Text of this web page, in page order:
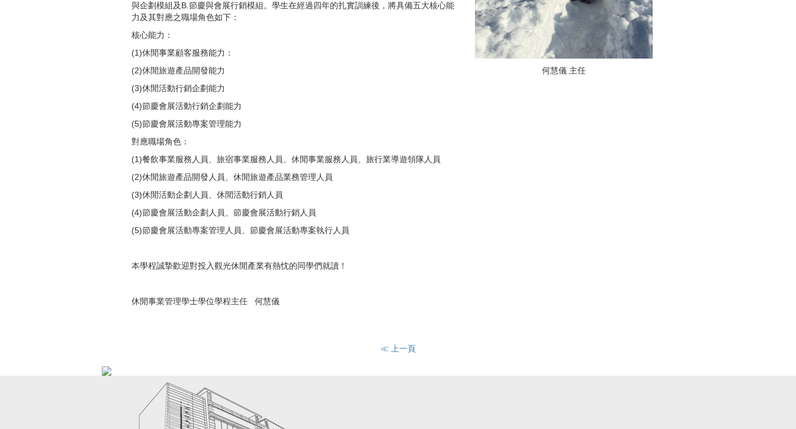
與企劃模組及B.節慶與會展行銷模組。學生在經過四年的扎實訓練後，將具備五大核心能
力及其對應之職場角色如下：
核心能力：
(1)休閒事業顧客服務能力：
(2)休閒旅遊產品開發能力
(3)休閒活動行銷企劃能力
(4)節慶會展活動行銷企劃能力
(5)節慶會展活動專案管理能力
對應職場角色：
(1)餐飲事業服務人員、旅宿事業服務人員、休閒事業服務人員、旅行業導遊領隊人員
(2)休閒旅遊產品開發人員、休閒旅遊產品業務管理人員
(3)休閒活動企劃人員、休閒活動行銷人員
(4)節慶會展活動企劃人員、節慶會展活動行銷人員
(5)節慶會展活動專案管理人員、節慶會展活動專案執行人員
本學程誠摯歡迎對投入觀光休閒產業有熱忱的同學們就讀！
休閒事業管理學士學位學程主任 何慧儀
何慧儀 主任
≪ 上一頁